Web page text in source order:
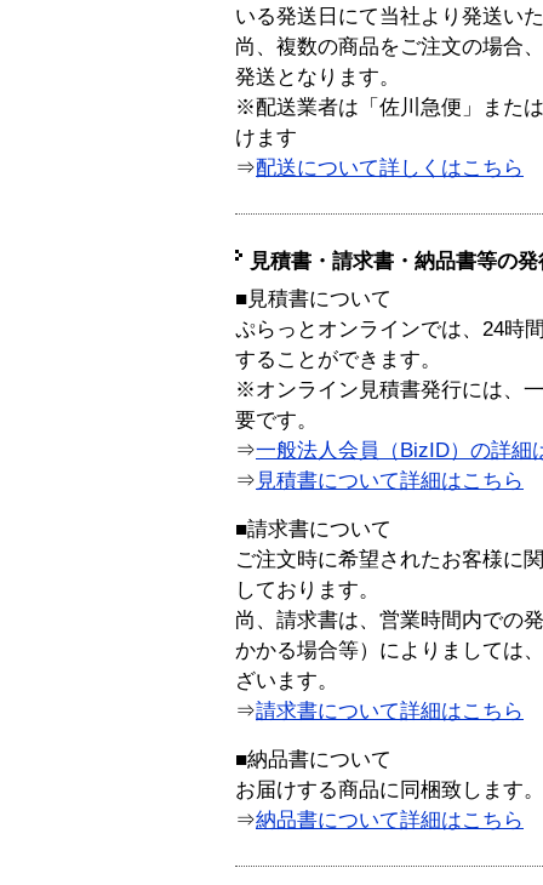
いる発送日にて当社より発送い
尚、複数の商品をご注文の場合
発送となります。
※配送業者は「佐川急便」また
けます
⇒配送について詳しくはこちら
見積書・請求書・納品書等の
■見積書について
ぷらっとオンラインでは、24時
することができます。
※オンライン見積書発行には、
要です。
⇒一般法人会員（BizID）の詳細
⇒ 見積書について詳細はこちら
■請求書について
ご注文時に希望されたお客様に
しております。
尚、請求書は、営業時間内での
かかる場合等）によりましては
ざいます。
⇒請求書について詳細はこちら
■納品書について
お届けする商品に同梱致します。
⇒納品書について詳細はこちら